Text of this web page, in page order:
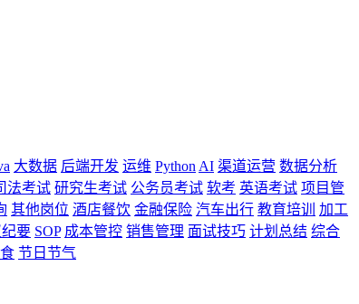
大数据 后端开发 运维 Python AI 渠道运营 数据分析
法考试 研究生考试 公务员考试 软考 英语考试 项目管
其他岗位 酒店餐饮 金融保险 汽车出行 教育培训
加工
要 SOP 成本管控 销售管理 面试技巧 计划总结 综合
节日节气